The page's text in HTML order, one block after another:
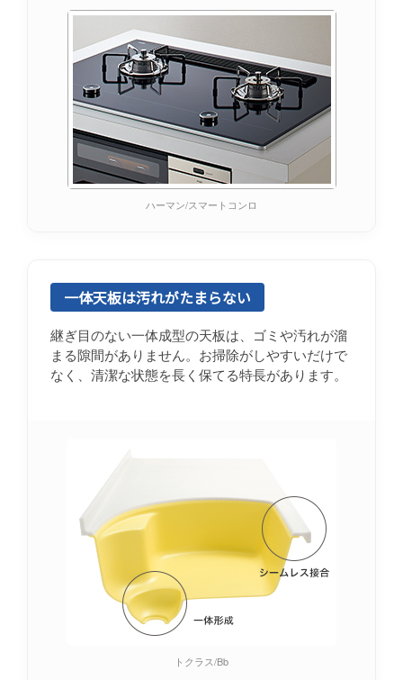
ハーマン/スマートコンロ
トクラス/Bb
一体天板は汚れがたまらない
継ぎ目のない一体成型の天板は、ゴミや汚れが溜
まる隙間がありません。お掃除がしやすいだけで
なく、清潔な状態を長く保てる特長があります。